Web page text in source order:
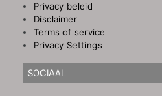
Privacy beleid
Disclaimer
Terms of service
Privacy Settings
SOCIAAL